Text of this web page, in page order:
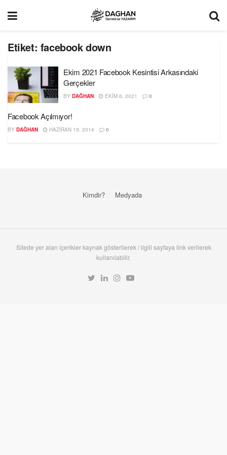
Etiket: facebook down
Ekim 2021 Facebook Kesintisi Arkasındaki
Gerçekler
BY DAĞHAN EKIM 6, 2021 0
Facebook Açılmıyor!
BY DAĞHAN HAZIRAN 19, 2014 0
Kimdir? Medyada
Sitede yer alan içerikler kaynak gösterilerek / ilgili sayfaya link verilerek
kullanılabilir.